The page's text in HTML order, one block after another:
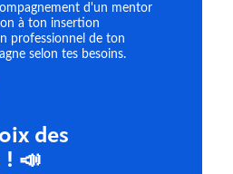
d'un mentor
à ton insertion
professionnel de ton
selon tes besoins.
des
! 📣